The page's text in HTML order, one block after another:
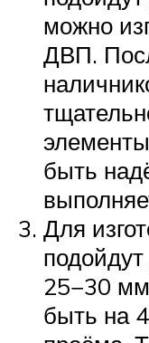
можно
ДВП.
быть
Для
25−30
быть на